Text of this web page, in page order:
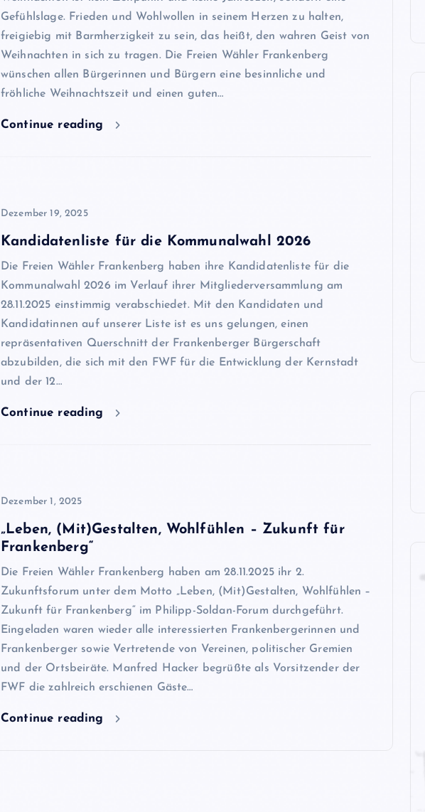
Gefühlslage. Frieden und Wohlwollen in seinem Herzen zu halten,
freigiebig mit Barmherzigkeit zu sein, das heißt, den wahren Geist von
Weihnachten in sich zu tragen. Die Freien Wähler Frankenberg
wünschen allen Bürgerinnen und Bürgern eine besinnliche und
fröhliche Weihnachtszeit und einen guten…
Continue reading
Dezember 19, 2025
Kandidatenliste für die Kommunalwahl 2026
Die Freien Wähler Frankenberg haben ihre Kandidatenliste für die
Kommunalwahl 2026 im Verlauf ihrer Mitgliederversammlung am
28.11.2025 einstimmig verabschiedet. Mit den Kandidaten und
Kandidatinnen auf unserer Liste ist es uns gelungen, einen
repräsentativen Querschnitt der Frankenberger Bürgerschaft
abzubilden, die sich mit den FWF für die Entwicklung der Kernstadt
und der 12…
Continue reading
Dezember 1, 2025
„Leben, (Mit)Gestalten, Wohlfühlen – Zukunft für
Frankenberg“
Die Freien Wähler Frankenberg haben am 28.11.2025 ihr 2.
Zukunftsforum unter dem Motto „Leben, (Mit)Gestalten, Wohlfühlen –
Zukunft für Frankenberg“ im Philipp-Soldan-Forum durchgeführt.
Eingeladen waren wieder alle interessierten Frankenbergerinnen und
Frankenberger sowie Vertretende von Vereinen, politischer Gremien
und der Ortsbeiräte. Manfred Hacker begrüßte als Vorsitzender der
FWF die zahlreich erschienen Gäste…
Continue reading